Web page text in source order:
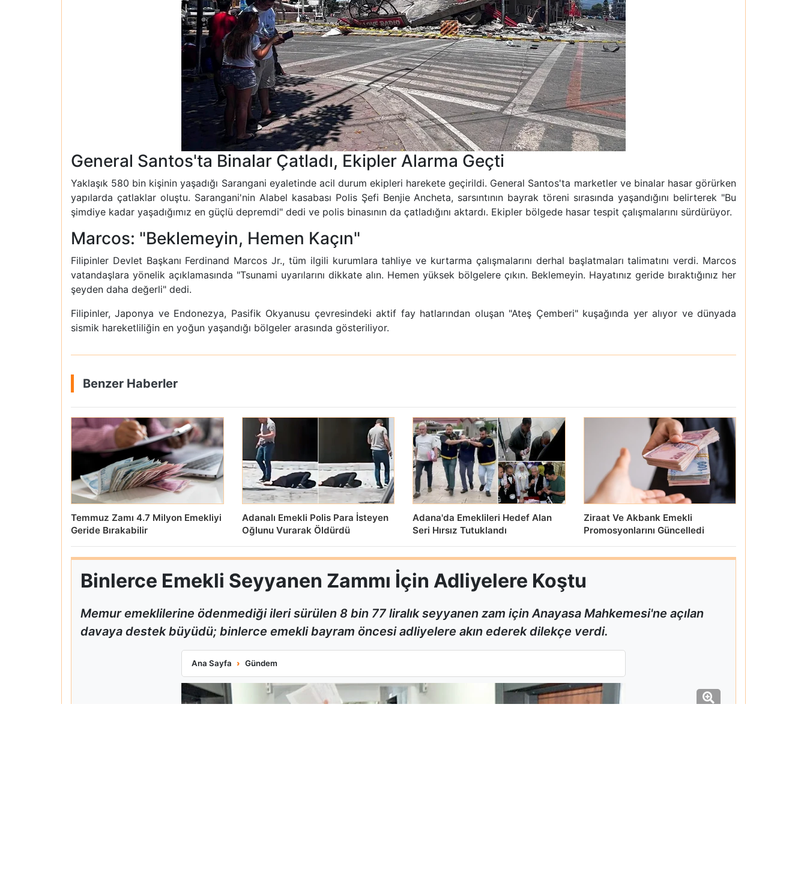
General Santos'ta Binalar Çatladı, Ekipler Alarma Geçti
Yaklaşık 580 bin kişinin yaşadığı Sarangani eyaletinde acil durum ekipleri harekete geçirildi. General Santos'ta marketler ve binalar hasar görürken
yapılarda çatlaklar oluştu. Sarangani'nin Alabel kasabası Polis Şefi Benjie Ancheta, sarsıntının bayrak töreni sırasında yaşandığını belirterek "Bu
şimdiye kadar yaşadığımız en güçlü depremdi" dedi ve polis binasının da çatladığını aktardı. Ekipler bölgede hasar tespit çalışmalarını sürdürüyor.
Marcos: "Beklemeyin, Hemen Kaçın"
Filipinler Devlet Başkanı Ferdinand Marcos Jr., tüm ilgili kurumlara tahliye ve kurtarma çalışmalarını derhal başlatmaları talimatını verdi. Marcos
vatandaşlara yönelik açıklamasında "Tsunami uyarılarını dikkate alın. Hemen yüksek bölgelere çıkın. Beklemeyin. Hayatınız geride bıraktığınız her
şeyden daha değerli" dedi.
Filipinler, Japonya ve Endonezya, Pasifik Okyanusu çevresindeki aktif fay hatlarından oluşan "Ateş Çemberi" kuşağında yer alıyor ve dünyada
sismik hareketliliğin en yoğun yaşandığı bölgeler arasında gösteriliyor.
Benzer Haberler
Temmuz Zamı 4.7 Milyon Emekliyi
Geride Bırakabilir
Adanalı Emekli Polis Para İsteyen
Oğlunu Vurarak Öldürdü
Adana'da Emeklileri Hedef Alan
Seri Hırsız Tutuklandı
Ziraat Ve Akbank Emekli
Promosyonlarını Güncelledi
Binlerce Emekli Seyyanen Zammı İçin Adliyelere Koştu
Memur emeklilerine ödenmediği ileri sürülen 8 bin 77 liralık seyyanen zam için Anayasa Mahkemesi'ne açılan
davaya destek büyüdü; binlerce emekli bayram öncesi adliyelere akın ederek dilekçe verdi.
Ana Sayfa Gündem
Binlerce Emekli Seyyanen Zammı İçin Adliyelere Koştu